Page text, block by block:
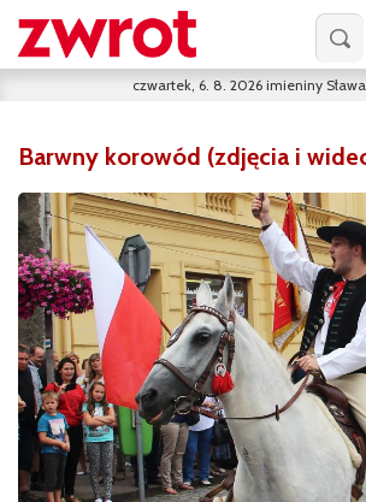
czwartek, 6. 8. 2026 imieniny
Barwny korowód (zdjęcia i